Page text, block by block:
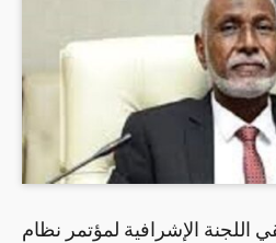
اللجنة الإشرافية لمؤتمر نظام